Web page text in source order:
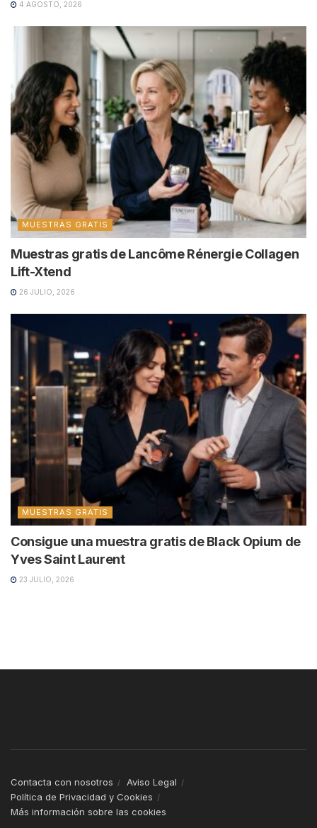
4 AGOSTO, 2026
MUESTRAS GRATIS
Muestras gratis de Lancôme Rénergie Collagen
Lift-Xtend
26 JULIO, 2026
MUESTRAS GRATIS
Consigue una muestra gratis de Black Opium de
Yves Saint Laurent
23 JULIO, 2026
Contacta con nosotros
Aviso Legal
Política de Privacidad y Cookies
Más información sobre las cookies